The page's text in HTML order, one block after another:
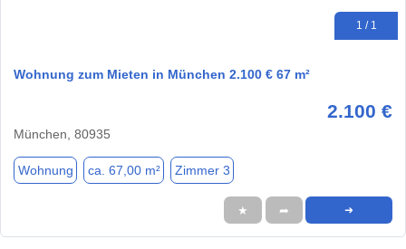
1 / 1
Wohnung zum Mieten in München 2.100 € 67 m²
2.100 €
München, 80935
Wohnung ca. 67,00 m² Zimmer 3
★ ➦ ➜